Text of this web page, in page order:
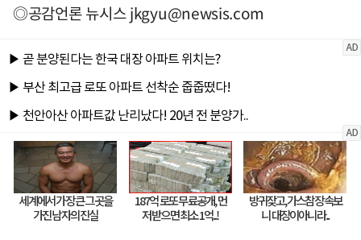
◎공감언론 뉴시스jkgyu@newsis.com